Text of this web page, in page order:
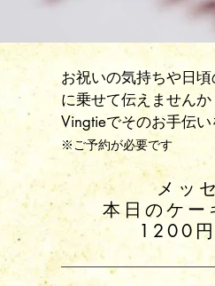
お祝いの気持ちや日
に乗せて伝えませんか
​Vingtieでそのお手伝
※ご予約が必要です
メッ
本日のケ
​1200円